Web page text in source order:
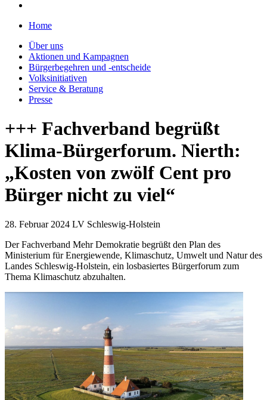
Home
Über uns
Aktionen und Kampagnen
Bürgerbegehren und -entscheide
Volksinitiativen
Service & Beratung
Presse
+++ Fachverband begrüßt
Klima-Bürgerforum. Nierth:
„Kosten von zwölf Cent pro
Bürger nicht zu viel“
28. Februar 2024 LV Schleswig-Holstein
Der Fachverband Mehr Demokratie begrüßt den Plan des
Ministerium für Energiewende, Klimaschutz, Umwelt und Natur des
Landes Schleswig-Holstein, ein losbasiertes Bürgerforum zum
Thema Klimaschutz abzuhalten.